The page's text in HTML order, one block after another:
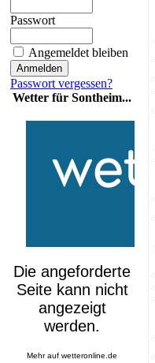
Passwort
Angemeldet bleiben
Passwort vergessen?
Wetter für Sontheim...
Mehr aufwetteronline.de